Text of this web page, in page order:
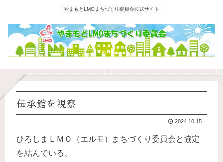
やまもとLMOまちづくり委員会公式サイト
伝承館を視察
2024.10.15
ひろしまＬＭＯ（エルモ）まちづくり委員会と協定
を結んでいる、